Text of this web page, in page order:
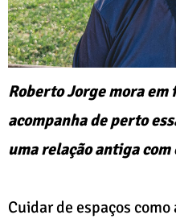
Roberto Jorge mora em
acompanha de perto
uma relação antiga com
Cuidar de espaços como